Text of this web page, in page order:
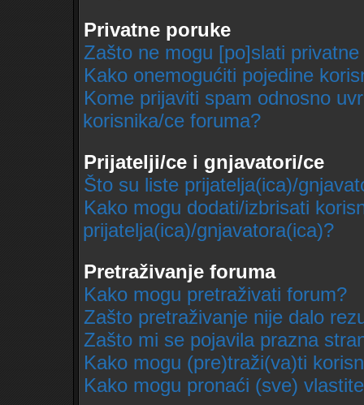
Privatne poruke
Zašto ne mogu [po]slati
Kako onemogućiti pojedine
Kome prijaviti spam odnosno
korisnika/ce foruma?
Prijatelji/ce i gnjavatori/ce
Što su liste prijatelja(ica)/
Kako mogu dodati/izbrisati
prijatelja(ica)/gnjavatora(ica)?
Pretraživanje foruma
Kako mogu pretraživati forum?
Zašto pretraživanje nije dalo
Zašto mi se pojavila prazna
Kako mogu (pre)traži(va)ti
Kako mogu pronaći (sve)